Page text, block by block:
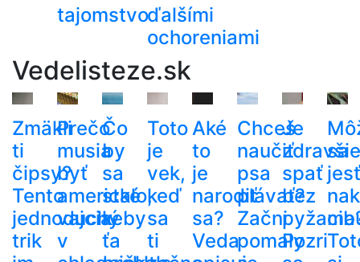
tajomstvoďalšími
ochoreniami
Vedelisteze.sk
Zmäkli
ti
čipsy?
Tento
jednoduchý
trik
Prečo
musia
byť
americké
vajcia
v
Čo
by
sa
stalo,
keby
ťa
Toto
je
vek,
keď
sa
ti
Aké
to
je
narodiť
sa?
Veda
Chceš
naučiť
psa
plávať?
Začni
pomaly
Je
zdravšie
spať
bez
Pozri
sa
jesť